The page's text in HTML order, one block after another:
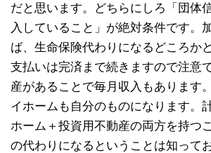
だと思います。どちらにしろ「団体
入していること」が絶対条件です。
ば、生命保険代わりになるどころか
支払いは完済まで続きますので注意
産があることで毎月収入もあります
イホームも自分のものになります。
ホーム＋投資用不動産の両方を持つ
の代わりになるということは知って